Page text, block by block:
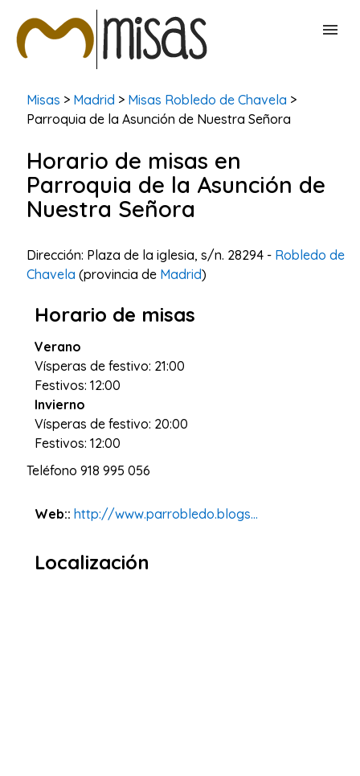
BUSCAR MISAS
Misas > Madrid > Misas Robledo de Chavela >
Parroquia de la Asunción de Nuestra Señora
Horario de misas en
Parroquia de la Asunción de
Nuestra Señora
Dirección: Plaza de la iglesia, s/n. 28294 - Robledo de
Chavela (provincia de Madrid)
Horario de misas
Verano
Vísperas de festivo: 21:00
Festivos: 12:00
Invierno
Vísperas de festivo: 20:00
Festivos: 12:00
Teléfono 918 995 056
Web:: http://www.parrobledo.blogs...
Localización